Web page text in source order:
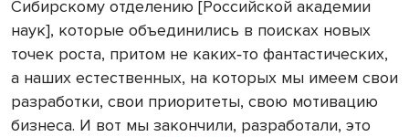
Сибирскому отделению [Российской академии
наук], которые объединились в поисках новых
точек роста, притом не каких‑то фантастических,
а наших естественных, на которых мы имеем свои
разработки, свои приоритеты, свою мотивацию
бизнеса. И вот мы закончили, разработали, это